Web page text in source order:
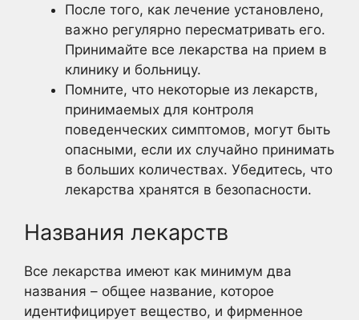
После того, как лечение установлено,
важно регулярно пересматривать его.
Принимайте все лекарства на прием в
клинику и больницу.
Помните, что некоторые из лекарств,
принимаемых для контроля
поведенческих симптомов, могут быть
опасными, если их случайно принимать
в больших количествах. Убедитесь, что
лекарства хранятся в безопасности.
Названия лекарств
Все лекарства имеют как минимум два
названия – общее название, которое
идентифицирует вещество, и фирменное